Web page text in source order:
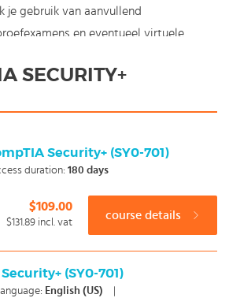
je gebruik van aanvullend
en eventueel virtuele
certificering wordt gezien als een
practices in de IT security. De
als de ideale eerste stap voor
te behalen dien je het onderstaande
(exam SY0-501)(examen SY0-401
2018)
SECURITY+
Security+ (SY0-701)
duration: 180 days
$109.00
$131.89 incl. vat
course details
(SY0-701)
English (US)